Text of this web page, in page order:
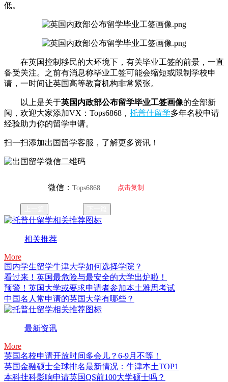
低。
在英国控制移民的大环境下，有关毕业工签的前景，一直
备受关注。之前有消息称毕业工签可能会缩短或限制学校申
请，一时间让英国高等教育机构非常紧张。
以上是关于英国内政部公布留学毕业工签画像的全部新
闻，欢迎大家添加VX：Tops6868， 托普仕留学多年名校申请
经验助力你的留学申请。
扫一扫添加出国留学客服，了解更多资讯！
微信：Tops6868 点击复制
相关推荐
More
国内学生留学牛津大学如何选择学院？
看过来！英国最危险与最安全的大学出炉啦！
预警！英国大学或要求申请者参加本土雅思考试
中国名人常申请的英国大学有哪些？
最新资讯
More
英国名校申请开放时间多会儿？6-9月不等！
英国金融硕士全球排名最新情况：牛津本土TOP1
本科挂科影响申请英国QS前100大学硕士吗？